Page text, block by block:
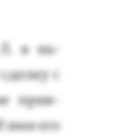
Л. в на­
с
прив­
имя его